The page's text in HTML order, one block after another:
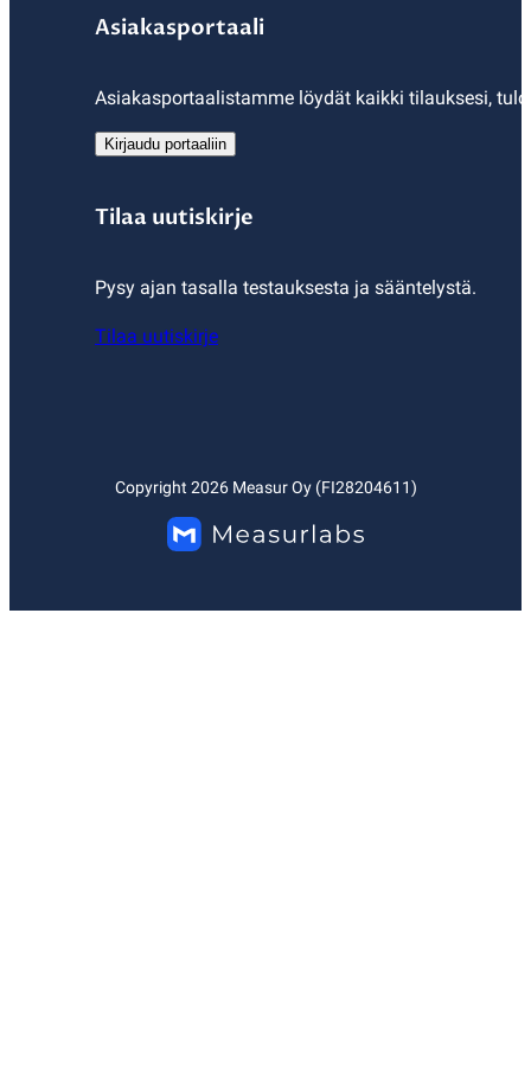
Asiakasportaali
Asiakasportaalistamme löydät kaikki tilauksesi,
Kirjaudu portaaliin
Tilaa uutiskirje
Pysy ajan tasalla testauksesta ja sääntelystä.
Tilaa uutiskirje
Copyright 2026Measur Oy (FI28204611)